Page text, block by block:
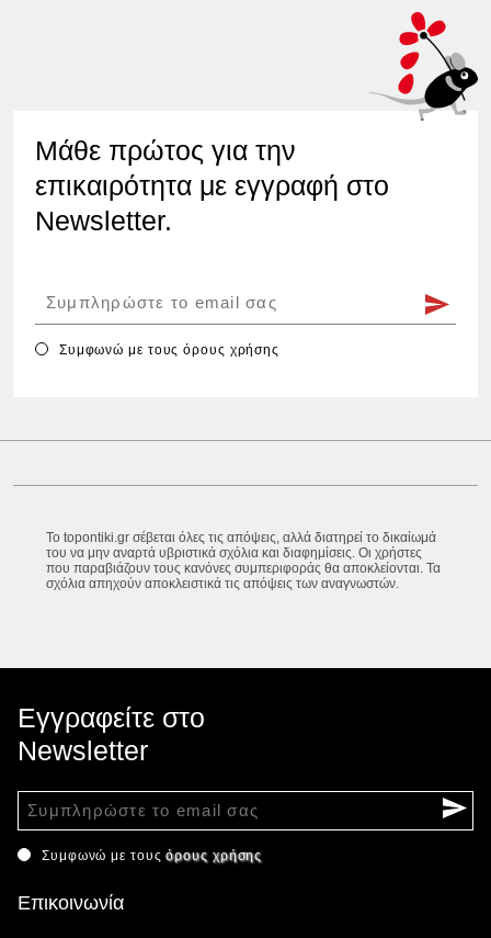
Μάθε πρώτος για την
επικαιρότητα με εγγραφή στο
Newsletter.
Συμφωνώ με τουςόρους χρήσης
Το topontiki.gr σέβεται όλες τις απόψεις, αλλά διατηρεί το δικαίωμά
του να μην αναρτά υβριστικά σχόλια και διαφημίσεις. Οι χρήστες
που παραβιάζουν τους κανόνες συμπεριφοράς θα αποκλείονται. Τα
σχόλια απηχούν αποκλειστικά τις απόψεις των αναγνωστών.
Εγγραφείτε στο
Newsletter
Συμφωνώ με τουςόρους χρήσης
Επικοινωνία